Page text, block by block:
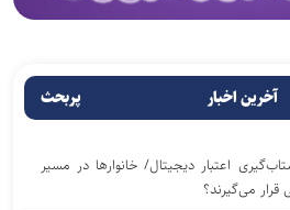
آخرین اخبار پربحث
اعتبار دیجیتال/ خانوار‌ها در مسیر
می‌گیرند؟